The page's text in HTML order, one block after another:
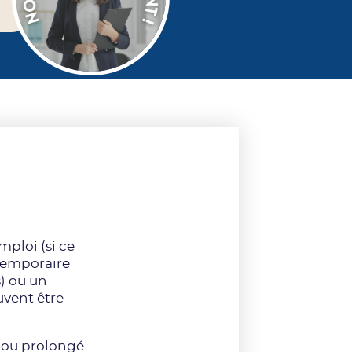
(si ce
ou un
être
prolongé.